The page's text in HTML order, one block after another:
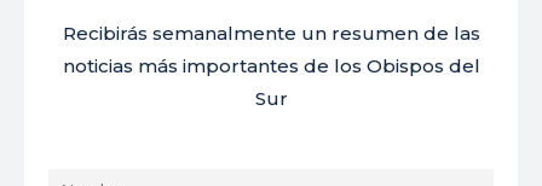
Recibirás semanalmente un resumen de las
noticias más importantes de los Obispos del
Sur